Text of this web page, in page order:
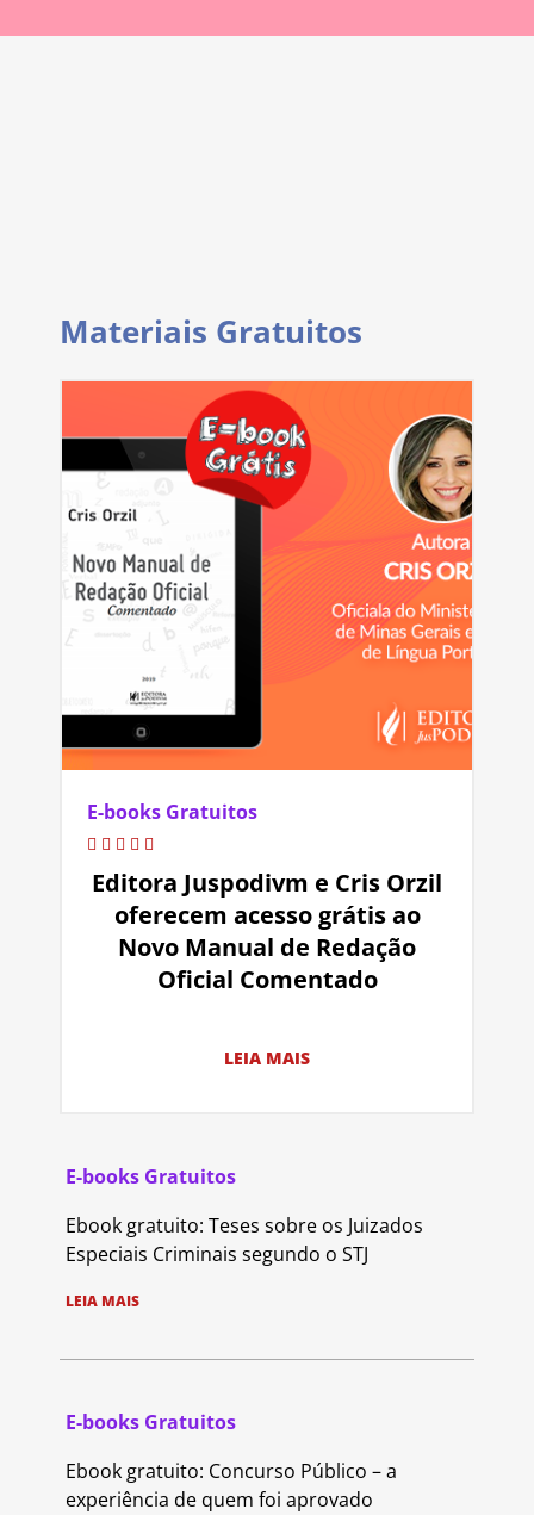
Materiais Gratuitos
E-books Gratuitos
Editora Juspodivm e Cris Orzil
oferecem acesso grátis ao
Novo Manual de Redação
Oficial Comentado
LEIA MAIS
E-books Gratuitos
Ebook gratuito: Teses sobre os Juizados
Especiais Criminais segundo o STJ
LEIA MAIS
E-books Gratuitos
Ebook gratuito: Concurso Público – a
experiência de quem foi aprovado